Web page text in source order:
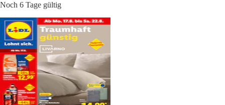
Noch 6 Tage gültig